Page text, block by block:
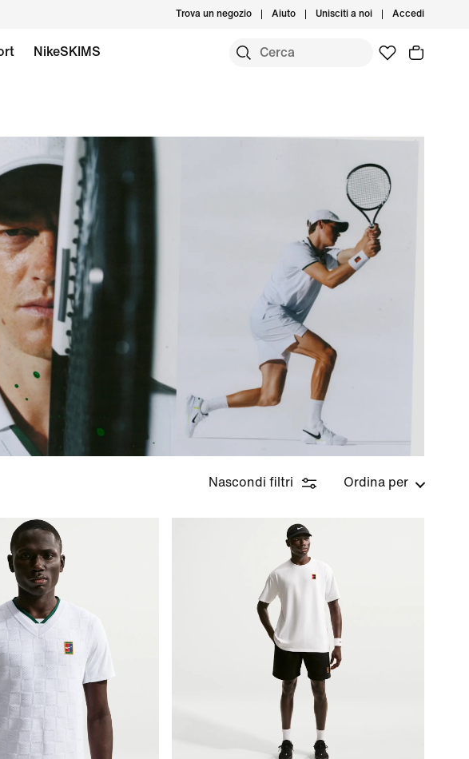
Trova un negozio Aiuto Unisciti a noi Accedi
NikeSKIMS
Nascondi filtri Ordina per